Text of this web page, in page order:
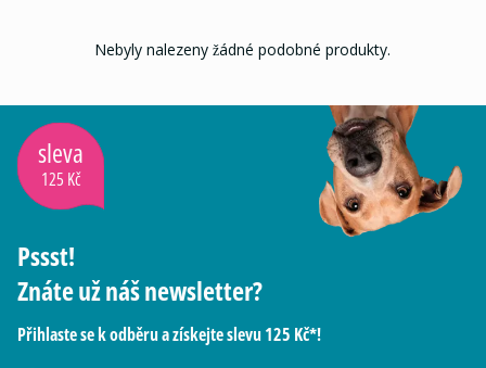
Nebyly nalezeny žádné podobné produkty.
sleva
125 Kč
Pssst!
Znáte už náš newsletter?
Přihlaste se k odběru a získejte slevu 125 Kč*!